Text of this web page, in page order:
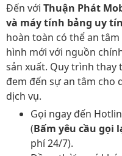
Đến với Thuận Phát
và máy tính bảng uy
hoàn toàn có thể an
hình mới với nguồn
sản xuất. Quy trình thay
đem đến sự an tâm cho
dịch vụ.
Gọi ngay đến
(Bấm yêu cầu gọi
phí 24/7).